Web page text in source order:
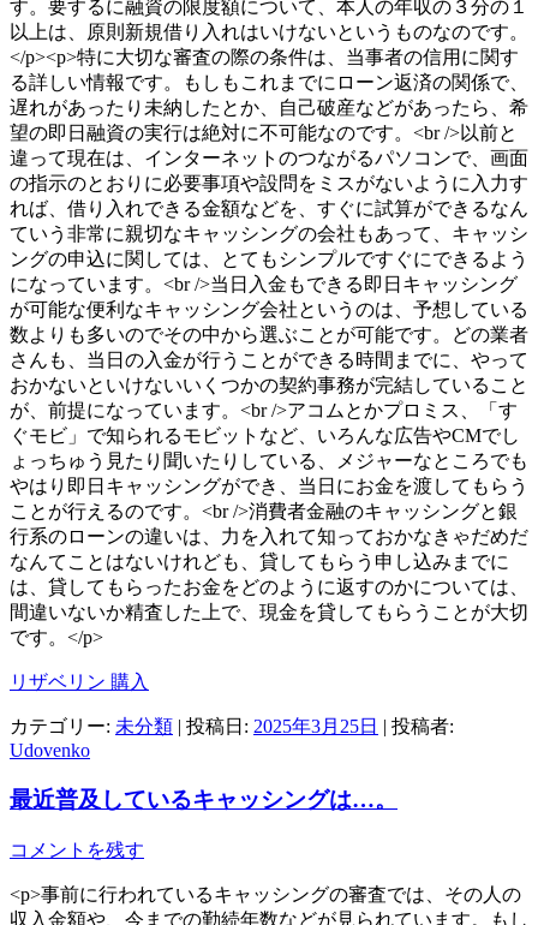
す。要するに融資の限度額について、本人の年収の３分の１
以上は、原則新規借り入れはいけないというものなのです。
</p><p>特に大切な審査の際の条件は、当事者の信用に関す
る詳しい情報です。もしもこれまでにローン返済の関係で、
遅れがあったり未納したとか、自己破産などがあったら、希
望の即日融資の実行は絶対に不可能なのです。<br />以前と
違って現在は、インターネットのつながるパソコンで、画面
の指示のとおりに必要事項や設問をミスがないように入力す
れば、借り入れできる金額などを、すぐに試算ができるなん
ていう非常に親切なキャッシングの会社もあって、キャッシ
ングの申込に関しては、とてもシンプルですぐにできるよう
になっています。<br />当日入金もできる即日キャッシング
が可能な便利なキャッシング会社というのは、予想している
数よりも多いのでその中から選ぶことが可能です。どの業者
さんも、当日の入金が行うことができる時間までに、やって
おかないといけないいくつかの契約事務が完結していること
が、前提になっています。<br />アコムとかプロミス、「す
ぐモビ」で知られるモビットなど、いろんな広告やCMでし
ょっちゅう見たり聞いたりしている、メジャーなところでも
やはり即日キャッシングができ、当日にお金を渡してもらう
ことが行えるのです。<br />消費者金融のキャッシングと銀
行系のローンの違いは、力を入れて知っておかなきゃだめだ
なんてことはないけれども、貸してもらう申し込みまでに
は、貸してもらったお金をどのように返すのかについては、
間違いないか精査した上で、現金を貸してもらうことが大切
です。</p>
リザベリン 購入
カテゴリー: 未分類 | 投稿日: 2025年3月25日 | 投稿者:
Udovenko
最近普及しているキャッシングは…。
コメントを残す
<p>事前に行われているキャッシングの審査では、その人の
収入金額や、今までの勤続年数などが見られています。もし